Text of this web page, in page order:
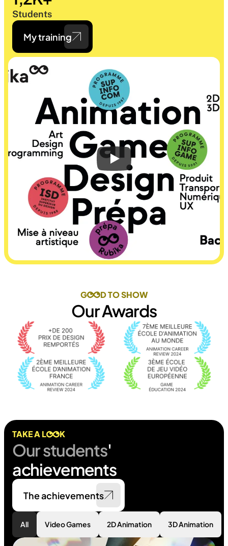
Students
My training
G D TO SHOW
Our Awards
TAKE A L K
Our students'
achievements
The achievements
All Video Games 2D Animation 3D Animation